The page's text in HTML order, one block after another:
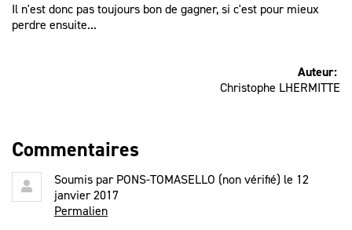
Il n'est donc pas toujours bon de gagner, si c'est pour mieux
perdre ensuite...
Auteur:
Christophe LHERMITTE
Commentaires
Soumis parPONS-TOMASELLO (non vérifié) le 12
janvier 2017
Permalien